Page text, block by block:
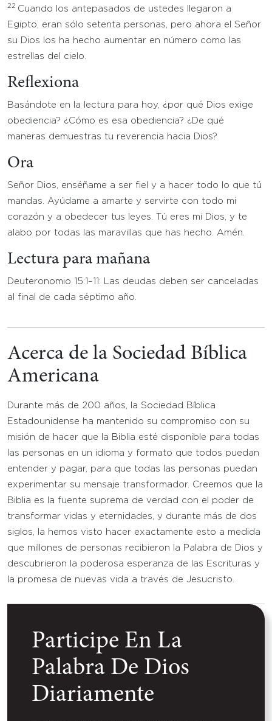
22 Cuando los antepasados de ustedes llegaron a
Egipto, eran sólo setenta personas, pero ahora el Señor
su Dios los ha hecho aumentar en número como las
estrellas del cielo.
Reflexiona
Basándote en la lectura para hoy, ¿por qué Dios exige
obediencia? ¿Cómo es esa obediencia? ¿De qué
maneras demuestras tu reverencia hacia Dios?
Ora
Señor Dios, enséñame a ser fiel y a hacer todo lo que tú
mandas. Ayúdame a amarte y servirte con todo mi
corazón y a obedecer tus leyes. Tú eres mi Dios, y te
alabo por todas las maravillas que has hecho. Amén.
Lectura para mañana
Deuteronomio 15:1–11: Las deudas deben ser canceladas
al final de cada séptimo año.
Acerca de la Sociedad Bíblica
Americana
Durante más de 200 años, la Sociedad Bíblica
Estadounidense ha mantenido su compromiso con su
misión de hacer que la Biblia esté disponible para todas
las personas en un idioma y formato que todos puedan
entender y pagar, para que todas las personas puedan
experimentar su mensaje transformador. Creemos que la
Biblia es la fuente suprema de verdad con el poder de
transformar vidas y eternidades, y durante más de dos
siglos, la hemos visto hacer exactamente esto a medida
que millones de personas recibieron la Palabra de Dios y
descubrieron la poderosa esperanza de las Escrituras y
la promesa de nuevas vida a través de Jesucristo.
Participe En La
Palabra De Dios
Diariamente